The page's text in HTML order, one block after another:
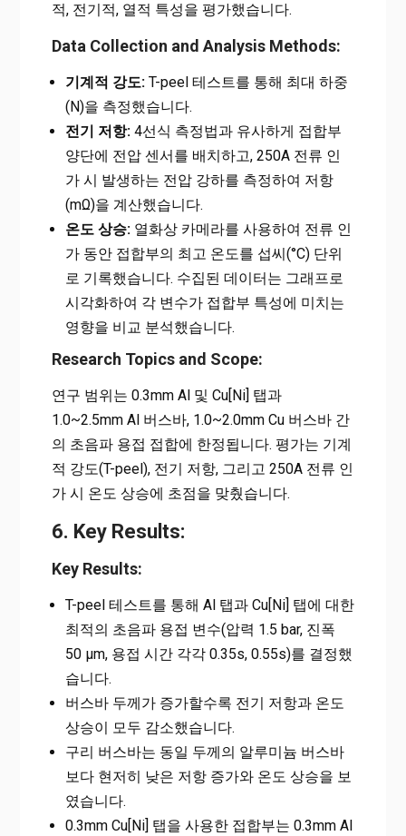
적, 전기적, 열적 특성을 평가했습니다.
Data Collection and Analysis Methods:
기계적 강도:T-peel 테스트를 통해 최대 하중
(N)을 측정했습니다.
전기 저항:4선식 측정법과 유사하게 접합부
양단에 전압 센서를 배치하고, 250A 전류 인
가 시 발생하는 전압 강하를 측정하여 저항
(mΩ)을 계산했습니다.
온도 상승:열화상 카메라를 사용하여 전류 인
가 동안 접합부의 최고 온도를 섭씨(°C) 단위
로 기록했습니다. 수집된 데이터는 그래프로
시각화하여 각 변수가 접합부 특성에 미치는
영향을 비교 분석했습니다.
Research Topics and Scope:
연구 범위는 0.3mm Al 및 Cu[Ni] 탭과
1.0~2.5mm Al 버스바, 1.0~2.0mm Cu 버스바 간
의 초음파 용접 접합에 한정됩니다. 평가는 기계
적 강도(T-peel), 전기 저항, 그리고 250A 전류 인
가 시 온도 상승에 초점을 맞췄습니다.
6. Key Results:
Key Results:
T-peel 테스트를 통해 Al 탭과 Cu[Ni] 탭에 대한
최적의 초음파 용접 변수(압력 1.5 bar, 진폭
50 µm, 용접 시간 각각 0.35s, 0.55s)를 결정했
습니다.
버스바 두께가 증가할수록 전기 저항과 온도
상승이 모두 감소했습니다.
구리 버스바는 동일 두께의 알루미늄 버스바
보다 현저히 낮은 저항 증가와 온도 상승을 보
였습니다.
0.3mm Cu[Ni] 탭을 사용한 접합부는 0.3mm Al